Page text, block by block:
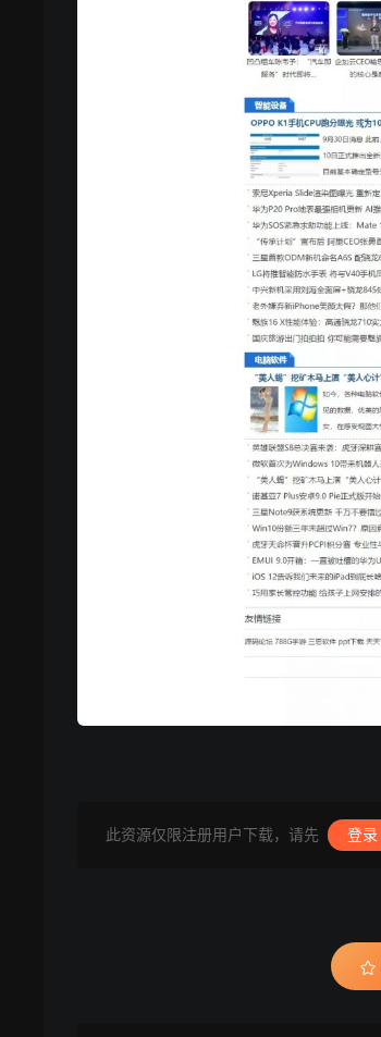
此资源仅限注册用户下载，请先 登录